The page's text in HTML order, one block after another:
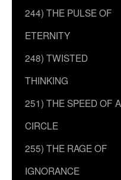
244) THE PULSE OF
ETERNITY
248) TWISTED
THINKING
251) THE SPEED OF A
CIRCLE
255) THE RAGE OF
IGNORANCE